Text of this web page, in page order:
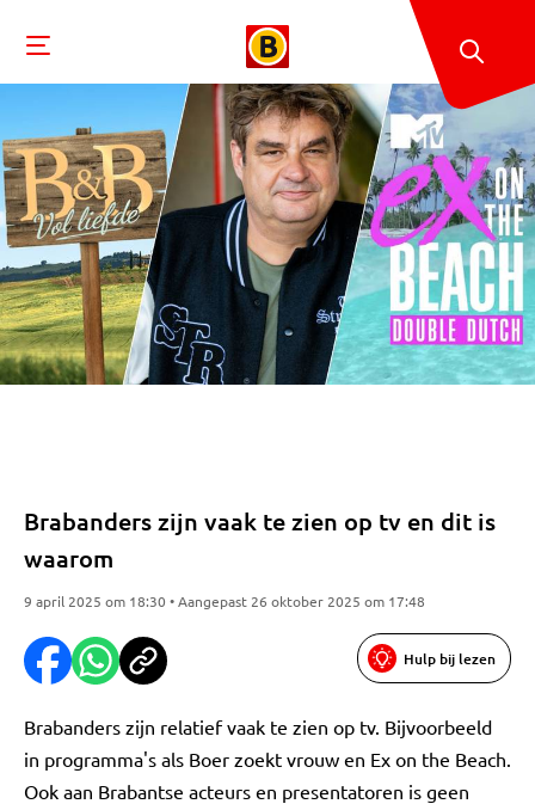
Brabanders zijn vaak te zien op tv en dit is
waarom
9 april 2025 om 18:30 • Aangepast 26 oktober 2025 om 17:48
Hulp bij lezen
Brabanders zijn relatief vaak te zien op tv. Bijvoorbeeld
in programma's als Boer zoekt vrouw en Ex on the Beach.
Ook aan Brabantse acteurs en presentatoren is geen